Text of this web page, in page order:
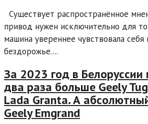
Существует распространённое
привод нужен исключительно для
машина увереннее чувствовала
бездорожье....
За 2023 год в Белоруссии
два раза больше Geely
Lada Granta. А
Geely Emgrand